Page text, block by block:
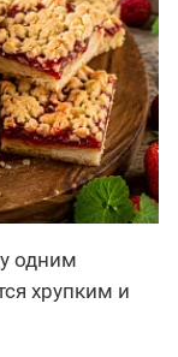
одним
хрупким и